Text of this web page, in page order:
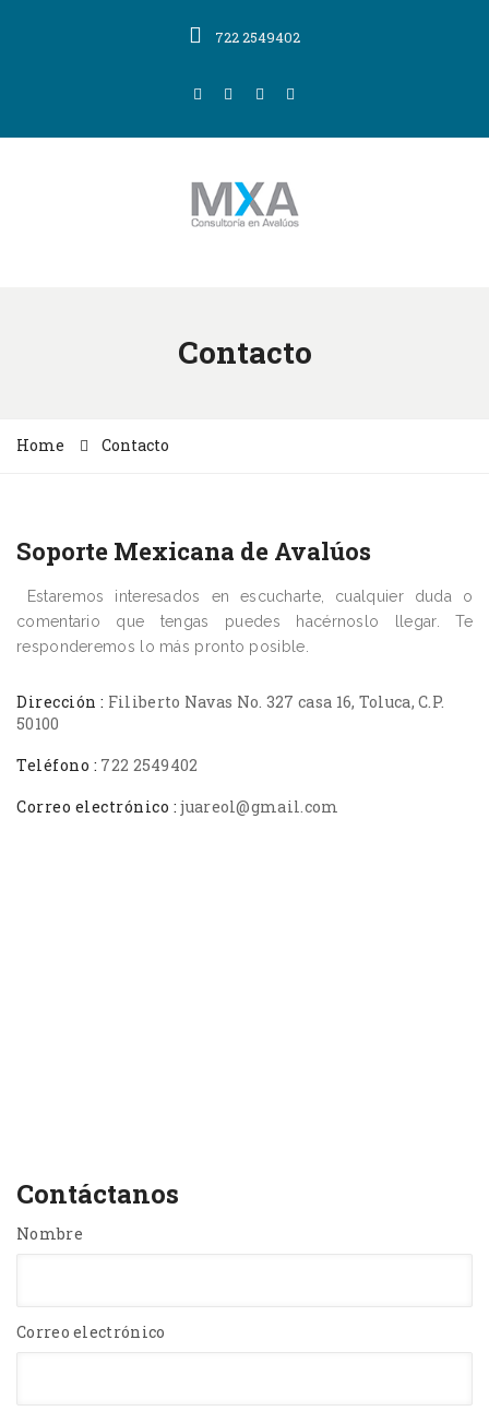
722 2549402
Contacto
Home Contacto
Soporte Mexicana de Avalúos
Estaremos interesados en escucharte, cualquier duda o
comentario que tengas puedes hacérnoslo llegar. Te
responderemos lo más pronto posible.
Dirección : Filiberto Navas No. 327 casa 16, Toluca, C.P.
50100
Teléfono : 722 2549402
Correo electrónico : juareol@gmail.com
Contáctanos
Nombre
Correo electrónico